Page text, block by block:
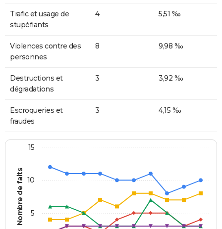
Trafic et usage de
stupéfiants
4 5,51 ‰
Violences contre des
personnes
8 9,98 ‰
Destructions et
dégradations
3 3,92 ‰
Escroqueries et
fraudes
3 4,15 ‰
Nombre de faits 5
10
15